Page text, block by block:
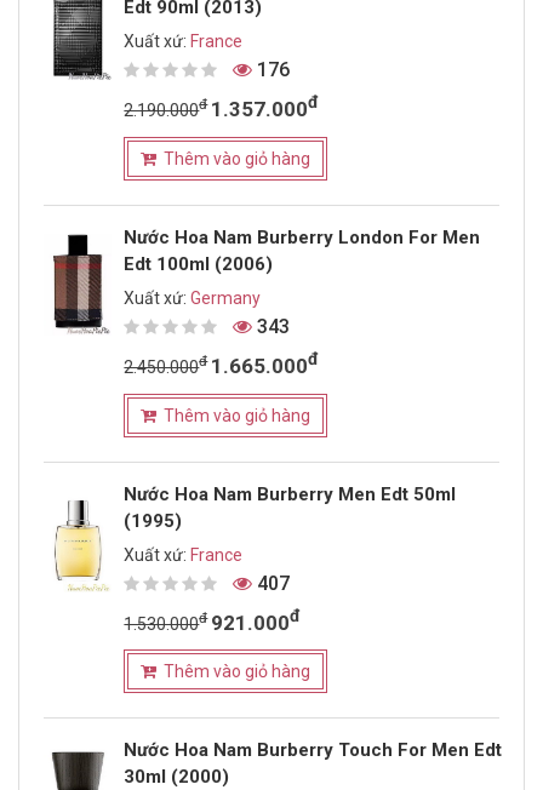
Edt 90ml (2013)
Xuất xứ: France
176
2.190.000đ 1.357.000đ
Thêm vào giỏ hàng
Nước Hoa Nam Burberry London For Men
Edt 100ml (2006)
Xuất xứ:Germany
343
2.450.000đ 1.665.000đ
Thêm vào giỏ hàng
Nước Hoa Nam Burberry Men Edt 50ml
(1995)
Xuất xứ: France
407
1.530.000đ 921.000đ
Thêm vào giỏ hàng
Nước Hoa Nam Burberry Touch For Men Edt
30ml (2000)